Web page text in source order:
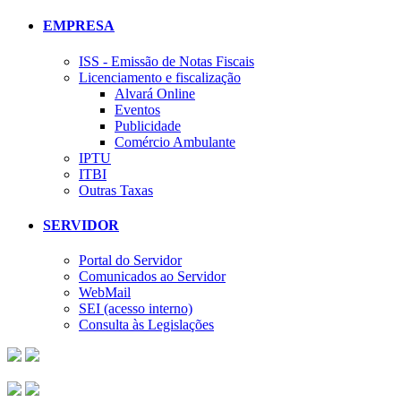
EMPRESA
ISS - Emissão de Notas Fiscais
Licenciamento e fiscalização
Alvará Online
Eventos
Publicidade
Comércio Ambulante
IPTU
ITBI
Outras Taxas
SERVIDOR
Portal do Servidor
Comunicados ao Servidor
WebMail
SEI (acesso interno)
Consulta às Legislações